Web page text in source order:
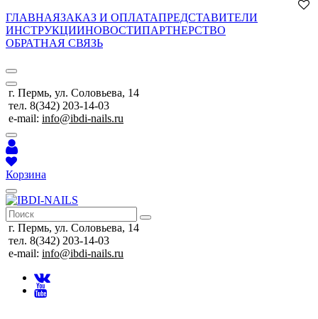
ГЛАВНАЯЗАКАЗ И ОПЛАТАПРЕДСТАВИТЕЛИ
ИНСТРУКЦИИНОВОСТИПАРТНЕРСТВО
ОБРАТНАЯ СВЯЗЬ
г. Пермь, ул. Соловьева, 14
тел. 8(342) 203-14-03
e-mail: info@ibdi-nails.ru
Корзина
г. Пермь, ул. Соловьева, 14
тел. 8(342) 203-14-03
e-mail: info@ibdi-nails.ru